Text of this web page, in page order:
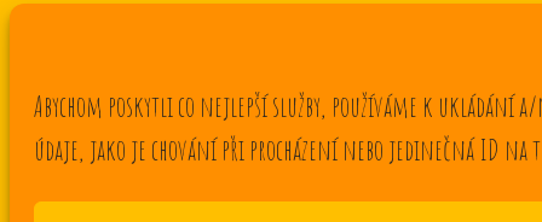
Abychom poskytli co nejlepší služby, používáme k
údaje, jako je chování při procházení nebo jedinečná ID